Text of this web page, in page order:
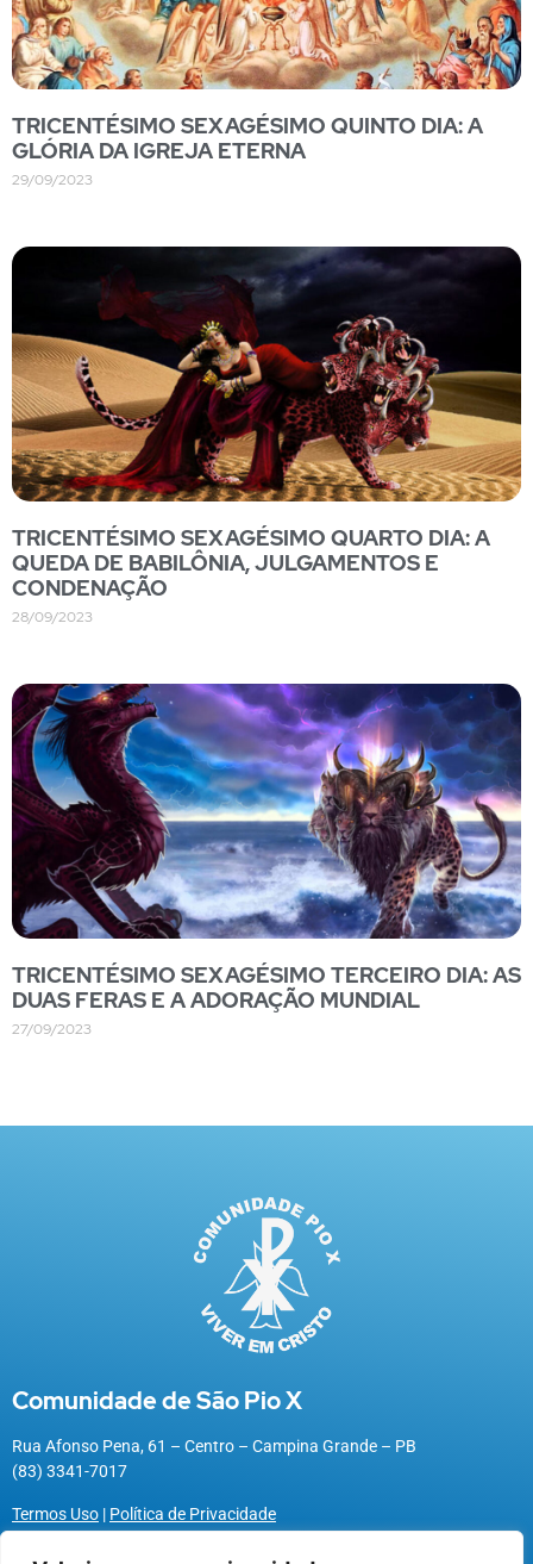
TRICENTÉSIMO SEXAGÉSIMO QUINTO DIA: A
GLÓRIA DA IGREJA ETERNA
29/09/2023
TRICENTÉSIMO SEXAGÉSIMO QUARTO DIA: A
QUEDA DE BABILÔNIA, JULGAMENTOS E
CONDENAÇÃO
28/09/2023
TRICENTÉSIMO SEXAGÉSIMO TERCEIRO DIA: AS
DUAS FERAS E A ADORAÇÃO MUNDIAL
27/09/2023
Comunidade de São Pio X
Rua Afonso Pena, 61 – Centro – Campina Grande – PB
(83) 3341-7017
Termos Uso | Política de Privacidade